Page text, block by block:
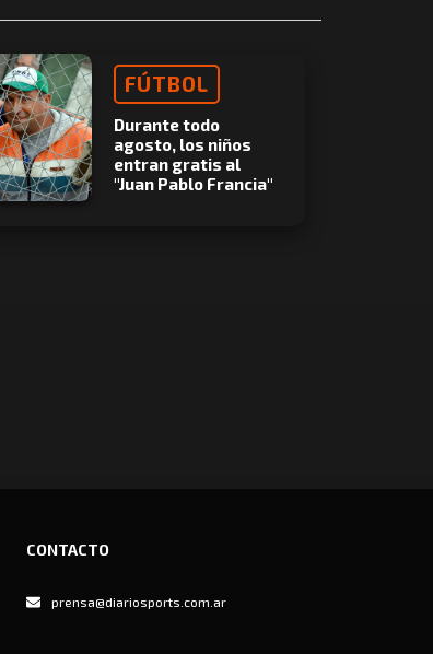
FÚTBOL
Durante todo
agosto, los niños
entran gratis al
"Juan Pablo Francia"
CONTACTO
prensa@diariosports.com.ar